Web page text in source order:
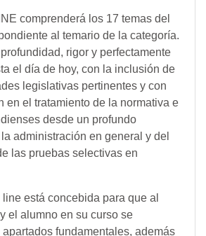
comprenderá los 17 temas del
al temario de la categoría.
rigor y perfectamente
el día de hoy, con la inclusión de
legislativas pertinentes y con
en el tratamiento de la normativa e
desde un profundo
administración en general y del
las pruebas selectivas en
está concebida para que al
el alumno en su curso se
fundamentales, además